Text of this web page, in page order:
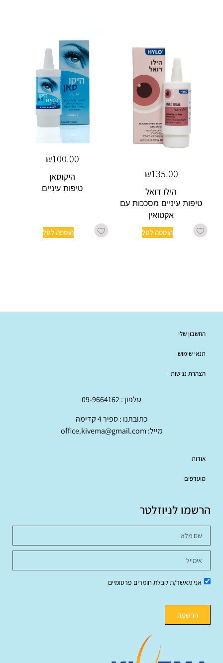
₪135.00
הילו דואל
טיפות עיניים מסככות עם
אקטואין
הוספה לסל
₪100.00
היקוסאן
טיפות עיניים
הוספה לסל
החשבון שלי
תנאי שימוש
הצהרת נגישות
טלפון : 09-9664162
כתובתנו : ספיר 4 קדימה
מייל: office.kivema@gmail.com
אודות
מועדפים
הרשמו לניוזלטר
אני מאשר/ת קבלת חומרים פרסומיים
הרשמה